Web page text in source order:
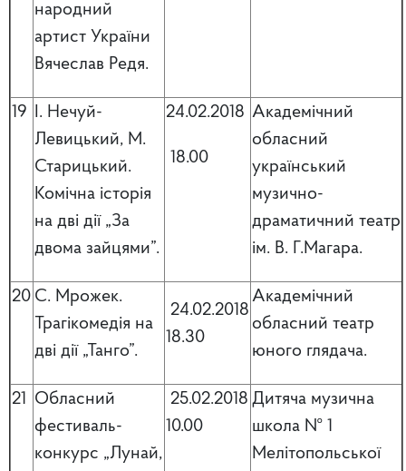
народний
артист України
Вячеслав Редя.
19 І. Нечуй-
Левицький, М.
Старицький.
Комічна історія
на дві дії „За
двома зайцями”.
24.02.2018
18.00
Академічний
обласний
український
музично-
драматичний театр
ім. В. Г.Магара.
20 С. Мрожек.
Трагікомедія на
дві дії „Танго”.
24.02.2018
18.30
Академічний
обласний театр
юного глядача.
21 Обласний
фестиваль-
конкурс „Лунай,
25.02.2018
10.00
Дитяча музична
школа № 1
Мелітопольської